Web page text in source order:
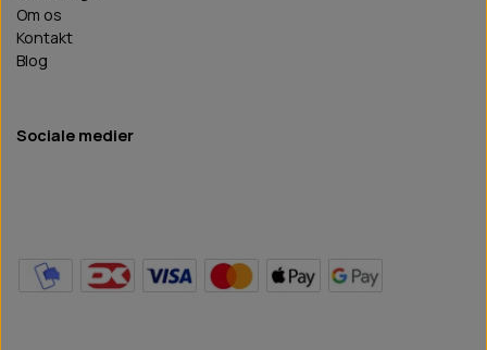
Om os
Kontakt
Blog
Sociale medier